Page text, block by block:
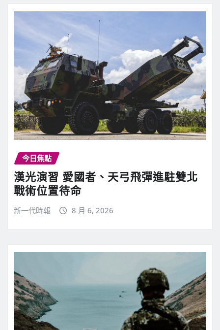
今日焦點
漢光演習 愛國者、天弓飛彈進駐雙北
戰術位置待命
新一代時報 8 月 6, 2026